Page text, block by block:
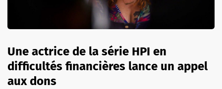
Une actrice de la série HPI en
difficultés financières lance un appel
aux dons